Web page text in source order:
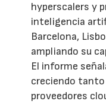
hyperscalers y
inteligencia
Barcelona,
ampliando su
El informe
creciendo tanto
proveedores